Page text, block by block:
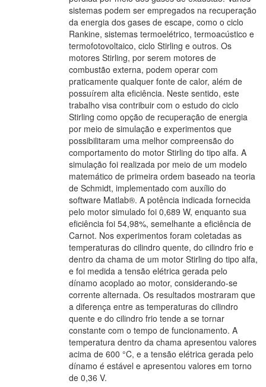
sistemas podem ser empregados na recuperação
da energia dos gases de escape, como o ciclo
Rankine, sistemas termoelétrico, termoacústico e
termofotovoltaico, ciclo Stirling e outros. Os
motores Stirling, por serem motores de
combustão externa, podem operar com
praticamente qualquer fonte de calor, além de
possuírem alta eficiência. Neste sentido, este
trabalho visa contribuir com o estudo do ciclo
Stirling como opção de recuperação de energia
por meio de simulação e experimentos que
possibilitaram uma melhor compreensão do
comportamento do motor Stirling do tipo alfa. A
simulação foi realizada por meio de um modelo
matemático de primeira ordem baseado na teoria
de Schmidt, implementado com auxílio do
software Matlab®. A potência indicada fornecida
pelo motor simulado foi 0,689 W, enquanto sua
eficiência foi 54,98%, semelhante a eficiência de
Carnot. Nos experimentos foram coletadas as
temperaturas do cilindro quente, do cilindro frio e
dentro da chama de um motor Stirling do tipo alfa,
e foi medida a tensão elétrica gerada pelo
dínamo acoplado ao motor, considerando-se
corrente alternada. Os resultados mostraram que
a diferença entre as temperaturas do cilindro
quente e do cilindro frio tende a se tornar
constante com o tempo de funcionamento. A
temperatura dentro da chama apresentou valores
acima de 600 °C, e a tensão elétrica gerada pelo
dínamo é estável e apresentou valores em torno
de 0,36 V.